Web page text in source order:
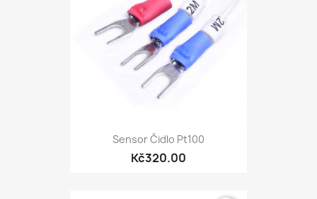
Sensor Čidlo Pt100
Kč320.00